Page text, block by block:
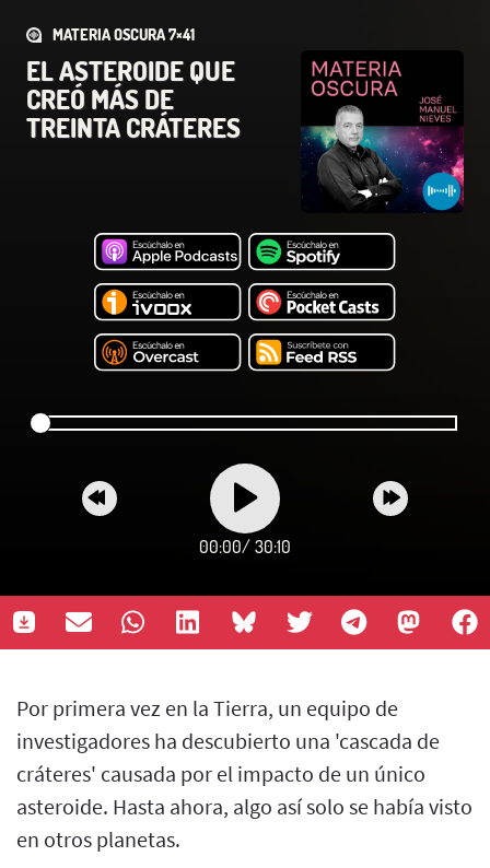
MATERIA OSCURA 7×41
EL ASTEROIDE QUE
CREÓ MÁS DE
TREINTA CRÁTERES
00:00/ 30:10
Por primera vez en la Tierra, un equipo de
investigadores ha descubierto una 'cascada de
cráteres' causada por el impacto de un único
asteroide. Hasta ahora, algo así solo se había visto
en otros planetas.